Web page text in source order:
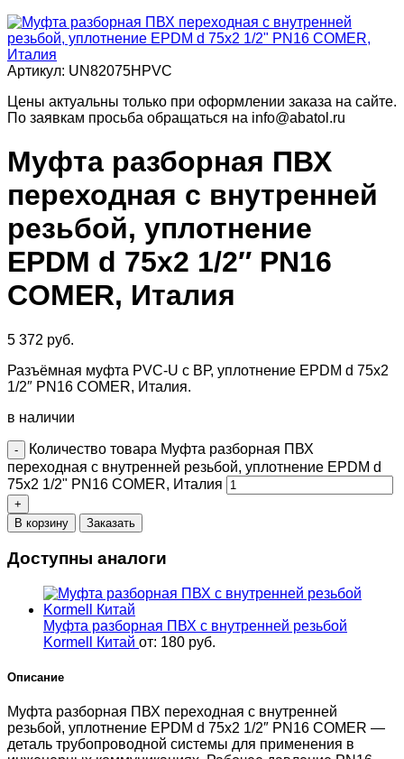
Артикул: UN82075HPVC
Цены актуальны только при оформлении заказа на сайте.
По заявкам просьба обращаться на info@abatol.ru
Муфта разборная ПВХ
переходная с внутренней
резьбой, уплотнение
EPDM d 75х2 1/2″ PN16
COMER, Италия
5 372 руб.
Разъёмная муфта PVC-U с ВР, уплотнение EPDM d 75х2
1/2″ PN16 COMER, Италия.
в наличии
Количество товара Муфта разборная ПВХ
переходная с внутренней резьбой, уплотнение EPDM d
75х2 1/2" PN16 COMER, Италия
В корзину Заказать
Доступны аналоги
Муфта разборная ПВХ с внутренней резьбой
Kormell Китай от: 180 руб.
Описание
Муфта разборная ПВХ переходная с внутренней
резьбой, уплотнение EPDM d 75х2 1/2″ PN16 COMER —
деталь трубопроводной системы для применения в